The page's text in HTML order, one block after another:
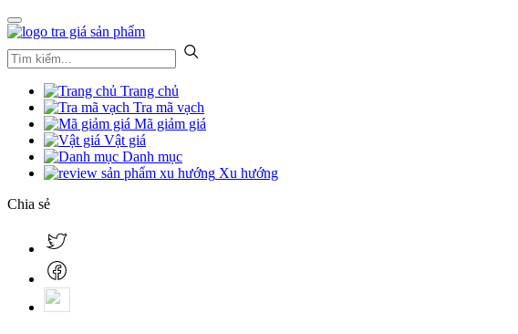
Trang chủ
Tra mã vạch
Mã giảm giá
Vật giá
Danh mục
Xu hướng
Chia sẻ